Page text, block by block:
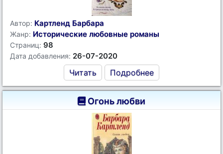
Автор: Картленд Барбара
Жанр: Исторические любовные романы
Страниц: 98
Дата добавления: 26-07-2020
Читать Подробнее
Огонь любви